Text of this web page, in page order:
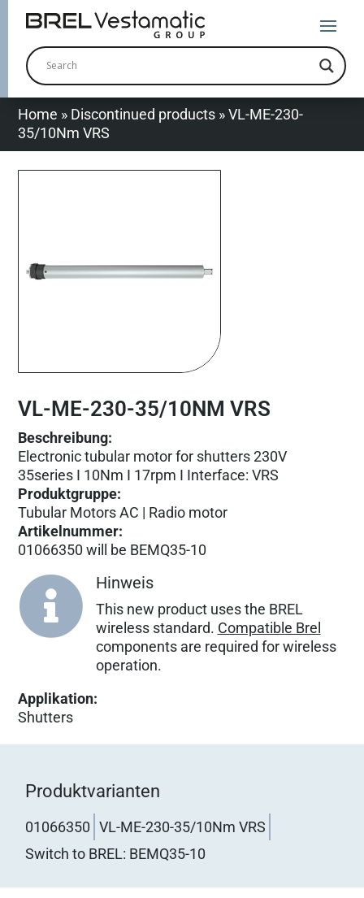
Home » Discontinued products »VL-ME-230-
35/10Nm VRS
VL-ME-230-35/10NM VRS
Beschreibung:
Electronic tubular motor for shutters 230V
35series I 10Nm I 17rpm I Interface: VRS
Produktgruppe:
Tubular Motors AC | Radio motor
Artikelnummer:
01066350 will be BEMQ35-10
 Hinweis
This new product uses the BREL
wireless standard. Compatible Brel
components are required for wireless
operation.
Applikation:
Shutters
Produktvarianten
01066350 VL-ME-230-35/10Nm VRS
Switch to BREL: BEMQ35-10